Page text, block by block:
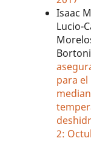
Isaac
Lucio-
para
2: